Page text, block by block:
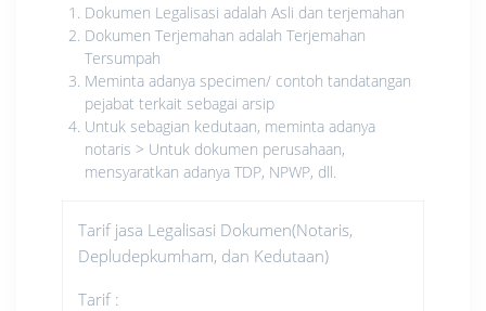
Dokumen Legalisasi adalah Asli dan terjemahan
Dokumen Terjemahan adalah Terjemahan
Tersumpah
Meminta adanya specimen/ contoh tandatangan
pejabat terkait sebagai arsip
Untuk sebagian kedutaan, meminta adanya
notaris > Untuk dokumen perusahaan,
mensyaratkan adanya TDP, NPWP, dll.
Tarif jasa Legalisasi Dokumen(Notaris,
Depludepkumham, dan Kedutaan)
Tarif :